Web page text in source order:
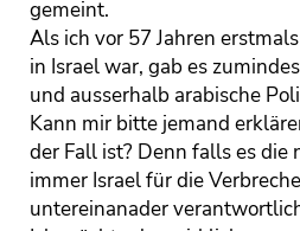
gemeint.
Als ich vor 57 Jahren
in Israel war, gab es
und ausserhalb arabische
Kann mir bitte jemand
der Fall ist? Denn falls es
immer Israel für die
untereinanader